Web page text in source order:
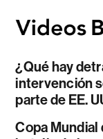
¿Qué hay
intervención
parte de EE.
Copa Mundial